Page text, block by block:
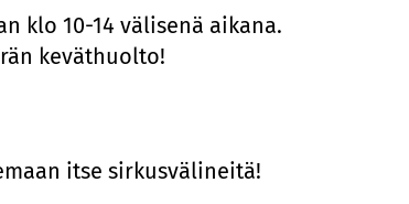
klo 10-14 välisenä aikana.
keväthuolto!
itse sirkusvälineitä!